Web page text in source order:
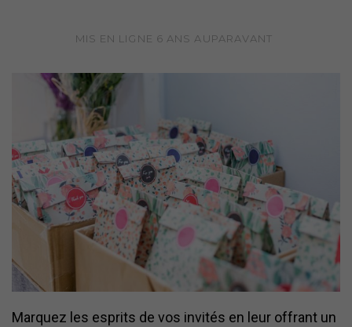
MIS EN LIGNE 6 ANS AUPARAVANT
Marquez les esprits de vos invités en leur offrant un